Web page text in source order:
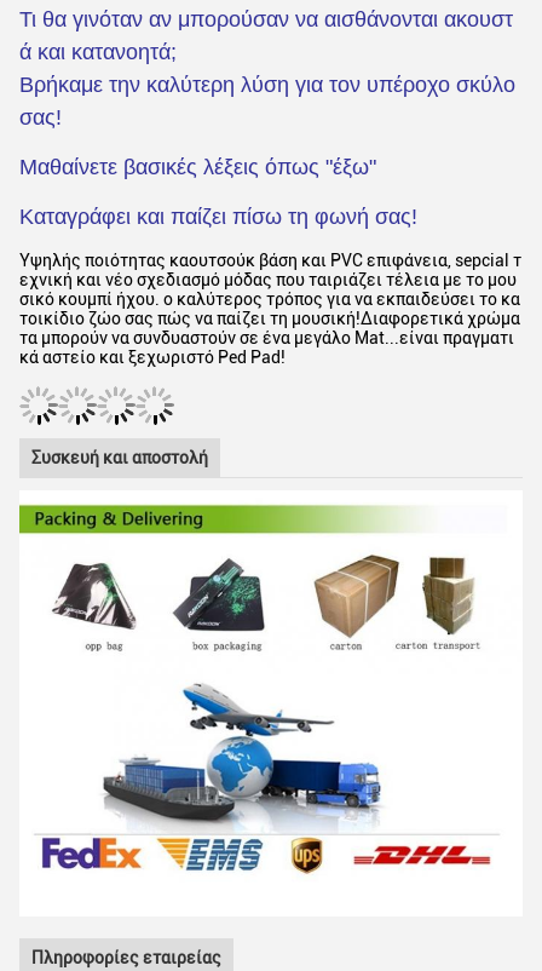
Τι θα γινόταν αν μπορούσαν να αισθάνονται ακουστ
ά και κατανοητά;
Βρήκαμε την καλύτερη λύση για τον υπέροχο σκύλο
σας!
Μαθαίνετε βασικές λέξεις όπως "έξω"
Καταγράφει και παίζει πίσω τη φωνή σας!
Υψηλής ποιότητας καουτσούκ βάση και PVC επιφάνεια, sepcial τ
εχνική και νέο σχεδιασμό μόδας που ταιριάζει τέλεια με το μου
σικό κουμπί ήχου. ο καλύτερος τρόπος για να εκπαιδεύσει το κα
τοικίδιο ζώο σας πώς να παίζει τη μουσική!Διαφορετικά χρώμα
τα μπορούν να συνδυαστούν σε ένα μεγάλο Mat...είναι πραγματι
κά αστείο και ξεχωριστό Ped Pad!
Συσκευή και αποστολή
Πληροφορίες εταιρείας